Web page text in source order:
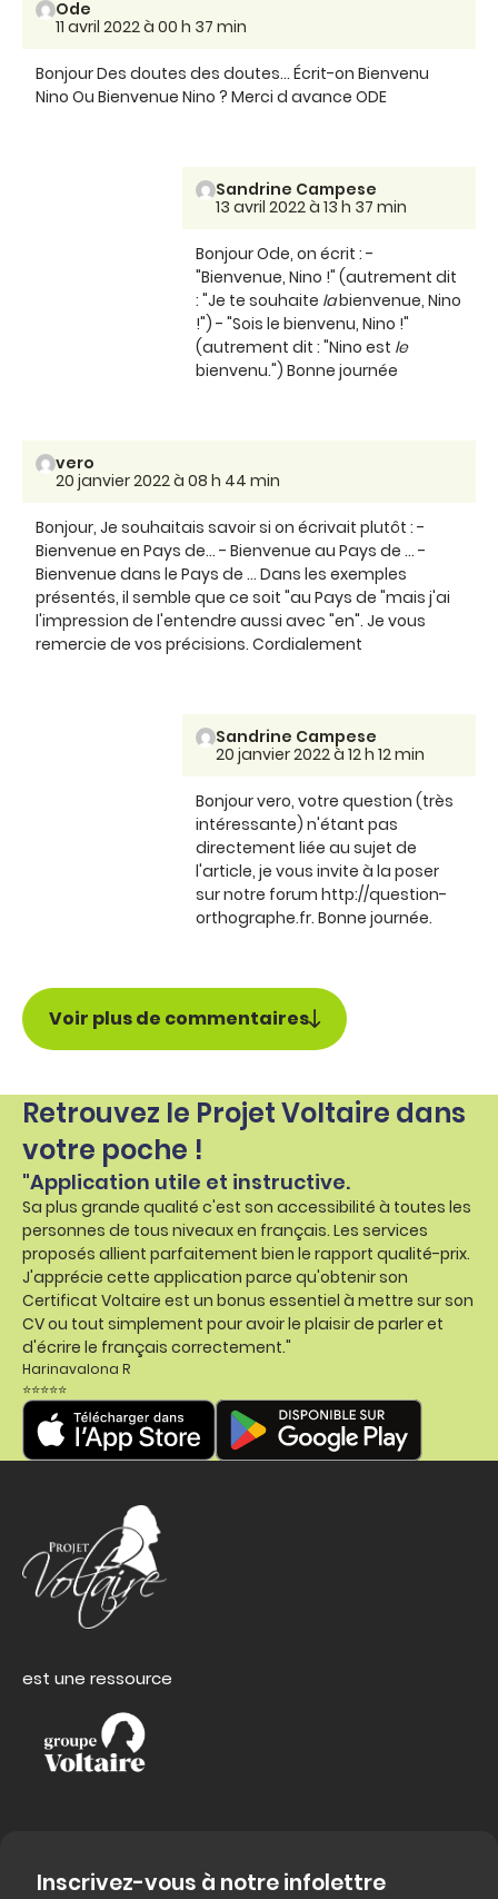
Ode
11 avril 2022 à 00 h 37 min
Bonjour Des doutes des doutes... Écrit-on Bienvenu
Nino Ou Bienvenue Nino ? Merci d avance ODE
Sandrine Campese
13 avril 2022 à 13 h 37 min
Bonjour Ode, on écrit : -
"Bienvenue, Nino !" (autrement dit
: "Je te souhaite labienvenue, Nino
!") - "Sois le bienvenu, Nino !"
(autrement dit : "Nino est le
bienvenu.") Bonne journée
vero
20 janvier 2022 à 08 h 44 min
Bonjour, Je souhaitais savoir si on écrivait plutôt : -
Bienvenue en Pays de... - Bienvenue au Pays de ... -
Bienvenue dans le Pays de ... Dans les exemples
présentés, il semble que ce soit "au Pays de "mais j'ai
l'impression de l'entendre aussi avec "en". Je vous
remercie de vos précisions. Cordialement
Sandrine Campese
20 janvier 2022 à 12 h 12 min
Bonjour vero, votre question (très
intéressante) n'étant pas
directement liée au sujet de
l'article, je vous invite à la poser
sur notre forum http://question-
orthographe.fr. Bonne journée.
Voir plus de commentaires
Retrouvez le Projet Voltaire dans
votre poche !
"Application utile et instructive.
Sa plus grande qualité c'est son accessibilité à toutes les
personnes de tous niveaux en français. Les services
proposés allient parfaitement bien le rapport qualité-prix.
J'apprécie cette application parce qu'obtenir son
Certificat Voltaire est un bonus essentiel à mettre sur son
CV ou tout simplement pour avoir le plaisir de parler et
d'écrire le français correctement."
Harinavalona R
⭐⭐⭐⭐⭐
est une ressource
Inscrivez-vous à notre infolettre